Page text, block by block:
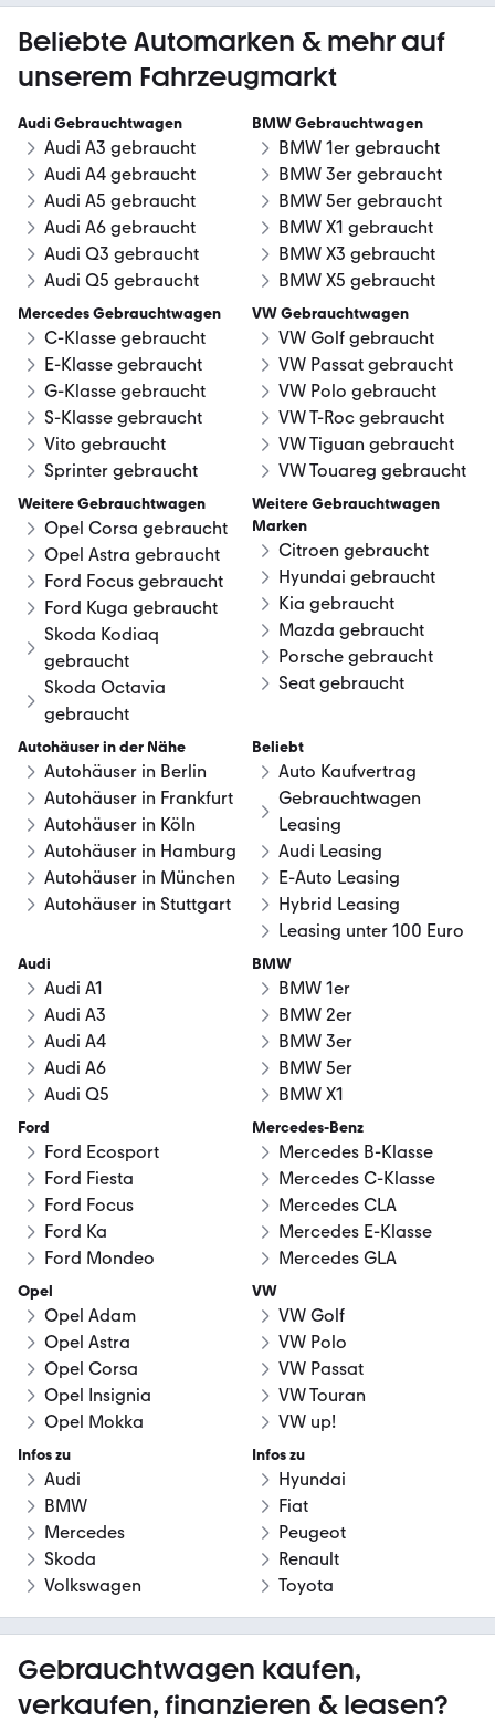
Beliebte Automarken & mehr auf
unserem Fahrzeugmarkt
Audi Gebrauchtwagen
Audi A3 gebraucht
Audi A4 gebraucht
Audi A5 gebraucht
Audi A6 gebraucht
Audi Q3 gebraucht
Audi Q5 gebraucht
BMW Gebrauchtwagen
BMW 1er gebraucht
BMW 3er gebraucht
BMW 5er gebraucht
BMW X1 gebraucht
BMW X3 gebraucht
BMW X5 gebraucht
Mercedes Gebrauchtwagen
C-Klasse gebraucht
E-Klasse gebraucht
G-Klasse gebraucht
S-Klasse gebraucht
Vito gebraucht
Sprinter gebraucht
VW Gebrauchtwagen
VW Golf gebraucht
VW Passat gebraucht
VW Polo gebraucht
VW T-Roc gebraucht
VW Tiguan gebraucht
VW Touareg gebraucht
Weitere Gebrauchtwagen
Opel Corsa gebraucht
Opel Astra gebraucht
Ford Focus gebraucht
Ford Kuga gebraucht
Skoda Kodiaq
gebraucht
Skoda Octavia
gebraucht
Weitere Gebrauchtwagen
Marken
Citroen gebraucht
Hyundai gebraucht
Kia gebraucht
Mazda gebraucht
Porsche gebraucht
Seat gebraucht
Autohäuser in der Nähe
Autohäuser in Berlin
Autohäuser in Frankfurt
Autohäuser in Köln
Autohäuser in Hamburg
Autohäuser in München
Autohäuser in Stuttgart
Beliebt
Auto Kaufvertrag
Gebrauchtwagen
Leasing
Audi Leasing
E-Auto Leasing
Hybrid Leasing
Leasing unter 100 Euro
Audi
Audi A1
Audi A3
Audi A4
Audi A6
Audi Q5
BMW
BMW 1er
BMW 2er
BMW 3er
BMW 5er
BMW X1
Ford
Ford Ecosport
Ford Fiesta
Ford Focus
Ford Ka
Ford Mondeo
Mercedes-Benz
Mercedes B-Klasse
Mercedes C-Klasse
Mercedes CLA
Mercedes E-Klasse
Mercedes GLA
Opel
Opel Adam
Opel Astra
Opel Corsa
Opel Insignia
Opel Mokka
VW
VW Golf
VW Polo
VW Passat
VW Touran
VW up!
Infos zu
Audi
BMW
Mercedes
Skoda
Volkswagen
Infos zu
Hyundai
Fiat
Peugeot
Renault
Toyota
Gebrauchtwagen kaufen,
verkaufen, finanzieren & leasen?